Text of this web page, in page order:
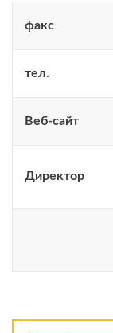
факс
тел.
Веб-сайт
Директор